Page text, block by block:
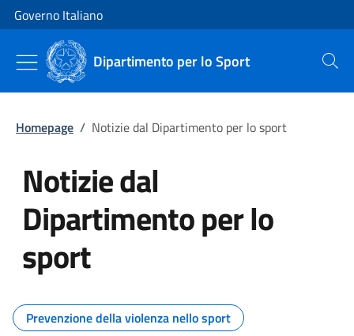
Vai al contenuto
Vai alla navigazione del sito
Governo Italiano
Dipartimento per lo Sport Cerca
Homepage / Notizie dal Dipartimento per lo sport
Notizie dal
Dipartimento per lo
sport
Tutti i contenuti della pagina
Prevenzione della violenza nello sport